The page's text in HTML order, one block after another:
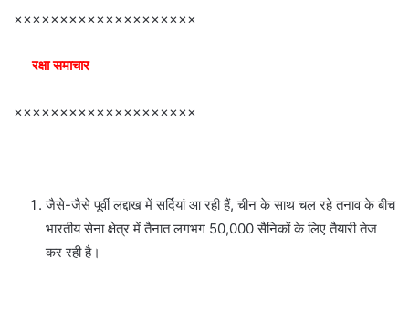
××××××××××××××××××××
रक्षा समाचार
××××××××××××××××××××
जैसे-जैसे पूर्वी लद्दाख में सर्दियां आ रही हैं, चीन के साथ चल रहे तनाव के बीच
भारतीय सेना क्षेत्र में तैनात लगभग 50,000 सैनिकों के लिए तैयारी तेज
कर रही है।